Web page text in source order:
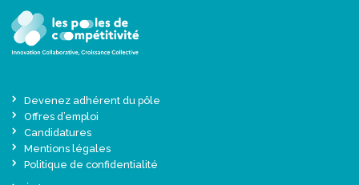
Devenez adhérent du pôle
Offres d’emploi
Candidatures
Mentions légales
Politique de confidentialité